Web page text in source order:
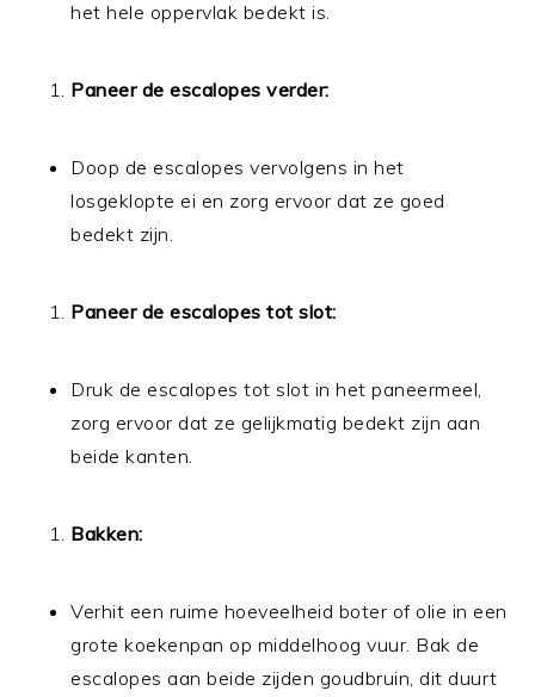
het hele oppervlak bedekt is.
Paneer de escalopes verder:
Doop de escalopes vervolgens in het
losgeklopte ei en zorg ervoor dat ze goed
bedekt zijn.
Paneer de escalopes tot slot:
Druk de escalopes tot slot in het paneermeel,
zorg ervoor dat ze gelijkmatig bedekt zijn aan
beide kanten.
Bakken:
Verhit een ruime hoeveelheid boter of olie in een
grote koekenpan op middelhoog vuur. Bak de
escalopes aan beide zijden goudbruin, dit duurt